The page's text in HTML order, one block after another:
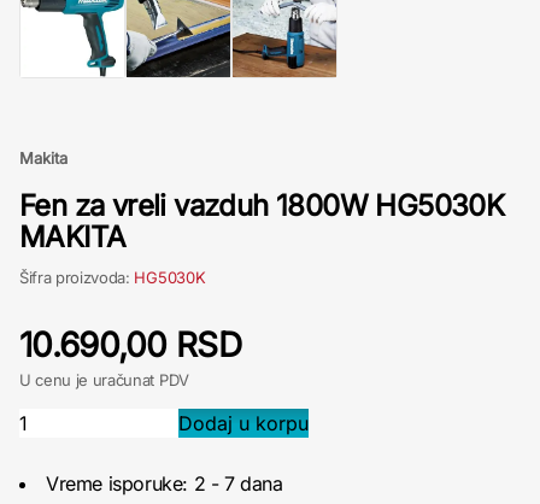
Makita
Fen za vreli vazduh 1800W HG5030K
MAKITA
Šifra proizvoda: HG5030K
10.690,00 RSD
U cenu je uračunat PDV
Vreme isporuke: 2 - 7 dana